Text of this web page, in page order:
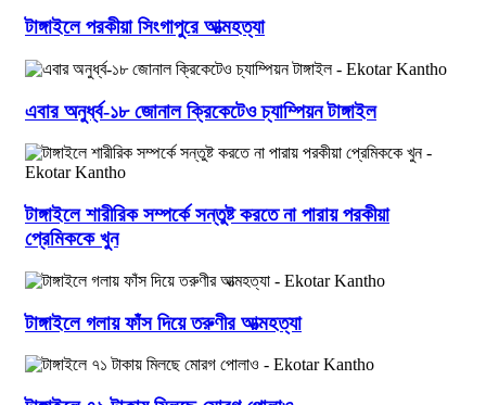
টাঙ্গাইলে পরকীয়া সিংগাপুরে আত্মহত্যা
এবার অনুর্ধ্ব-১৮ জোনাল ক্রিকেটেও চ্যাম্পিয়ন টাঙ্গাইল
টাঙ্গাইলে শারীরিক সম্পর্কে সন্তুষ্ট করতে না পারায় পরকীয়া
প্রেমিককে খুন
টাঙ্গাইলে গলায় ফাঁস দিয়ে তরুণীর আত্মহত্যা